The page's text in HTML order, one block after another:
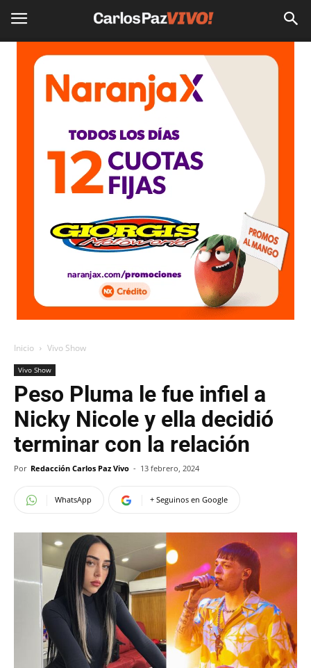
Inicio Vivo Show
Vivo Show
Peso Pluma le fue infiel a
Nicky Nicole y ella decidió
terminar con la relación
Por Redacción Carlos Paz Vivo - 13 febrero, 2024
WhatsApp + Seguinos en Google